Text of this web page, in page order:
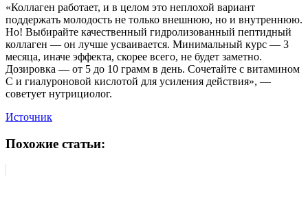
«Коллаген работает, и в целом это неплохой вариант
поддержать молодость не только внешнюю, но и внутреннюю.
Но! Выбирайте качественный гидролизованный пептидный
коллаген — он лучше усваивается. Минимальный курс — 3
месяца, иначе эффекта, скорее всего, не будет заметно.
Дозировка — от 5 до 10 грамм в день. Сочетайте с витамином
С и гиалуроновой кислотой для усиления действия», —
советует нутрициолог.
Источник
Похожие статьи: